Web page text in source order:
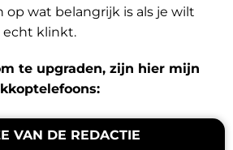
op wat belangrijk is als je wilt
echt klinkt.
te upgraden, zijn hier mijn
VAN DE REDACTIE